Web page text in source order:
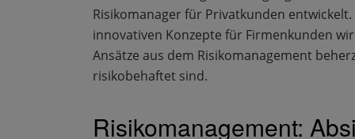
Risikomanager für Privatkunden
innovativen Konzepte für Firmenkunden
Ansätze aus dem Risikomanagement
risikobehaftet sind.
Risikomanagement: